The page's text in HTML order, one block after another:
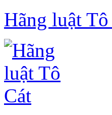
Hãng luật